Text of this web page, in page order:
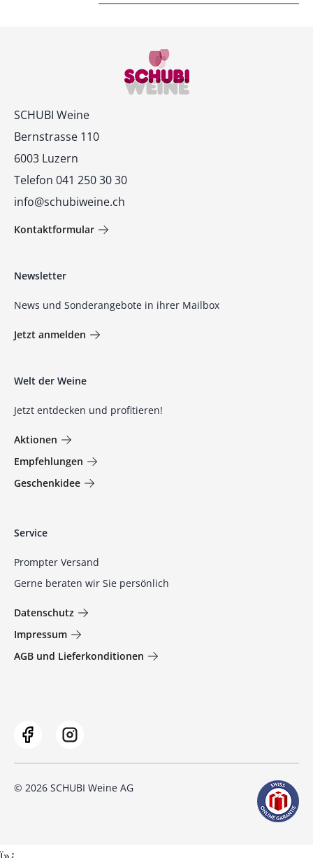
Kontakt
SCHUBI Weine
Bernstrasse 110
6003 Luzern
Telefon 041 250 30 30
info@schubiweine.ch
Kontaktformular
Newsletter
News und Sonderangebote in ihrer Mailbox
Jetzt anmelden
Welt der Weine
Jetzt entdecken und profitieren!
Aktionen
Empfehlungen
Geschenkidee
Service
Prompter Versand
Gerne beraten wir Sie persönlich
Datenschutz
Impressum
AGB und Lieferkonditionen
© 2026 SCHUBI Weine AG